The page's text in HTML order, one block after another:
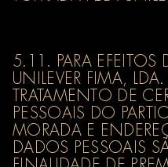
5.11. PARA EFEITOS
UNILEVER FIMA,
TRATAMENTO DE
PESSOAIS DO
MORADA E
DADOS PESSOAIS